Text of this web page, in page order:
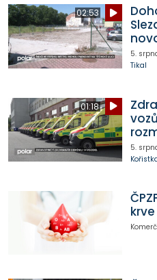
02:53
5.
Tikal
01:18
5.
krve